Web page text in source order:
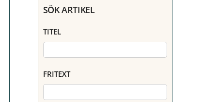
SÖK ARTIKEL
TITEL
FRITEXT